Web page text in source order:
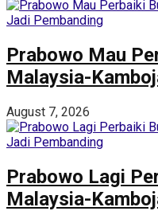
Prabowo Mau
Malaysia-
August 7, 2026
Prabowo Lagi
Malaysia-